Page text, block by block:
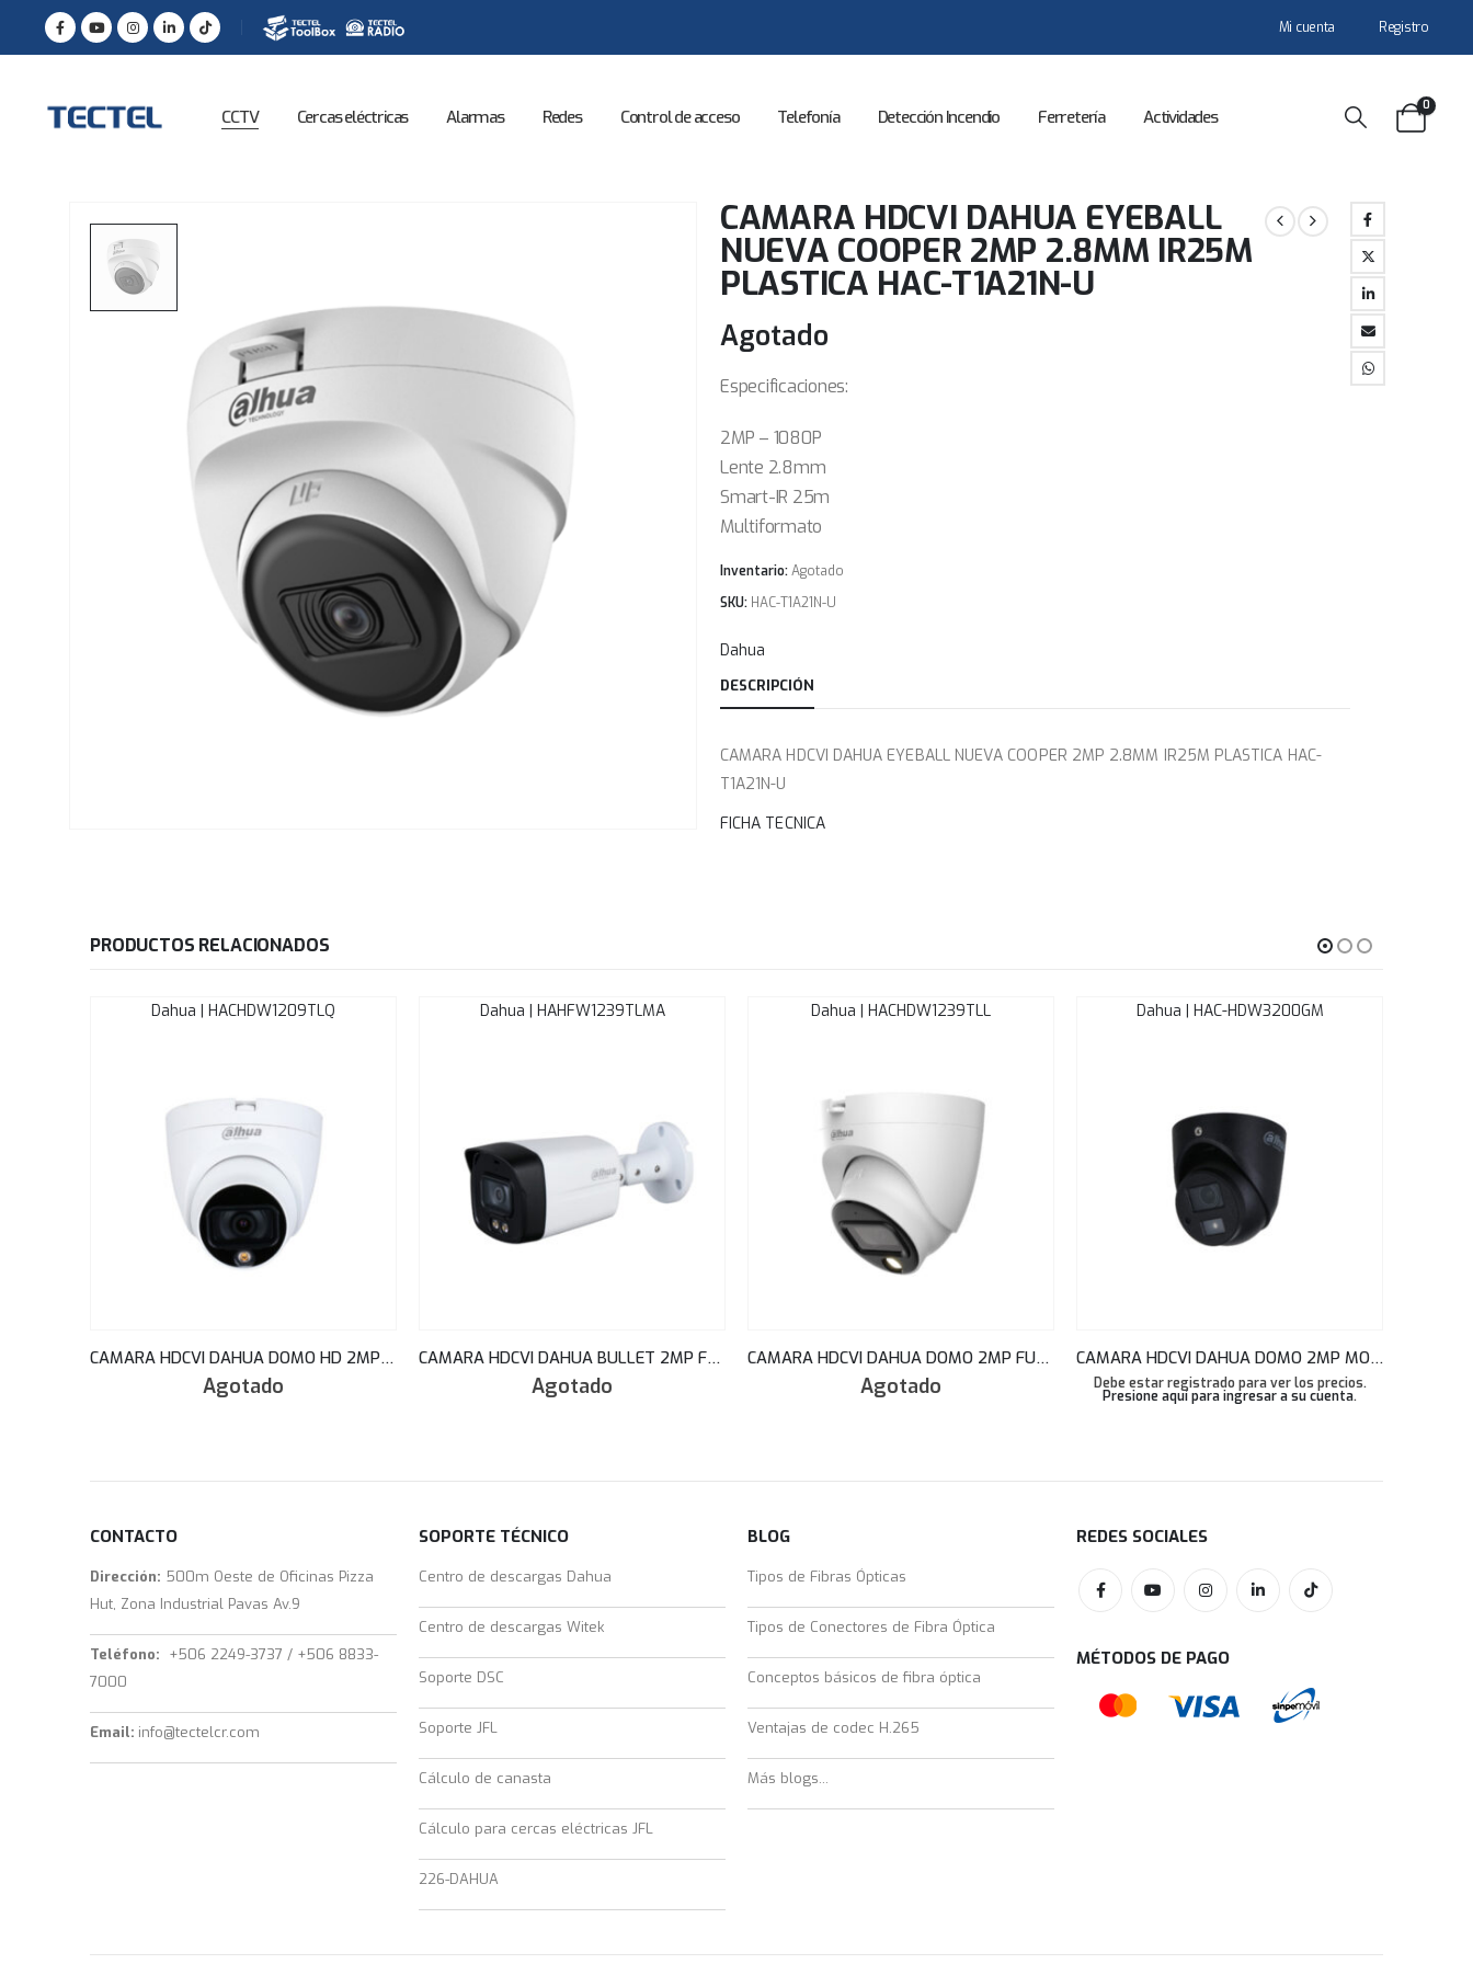
Mi cuenta Registro
CCTV Cercas eléctricas Alarmas Redes Control de acceso Telefonía Detección Incendio Ferretería Actividades
0
CAMARA HDCVI DAHUA EYEBALL
NUEVA COOPER 2MP 2.8MM IR25M
PLASTICA HAC-T1A21N-U
Agotado
Especificaciones:
2MP – 1080P
Lente 2.8mm
Smart-IR 25m
Multiformato
Inventario:Agotado
SKU: HAC-T1A21N-U
Dahua
DESCRIPCIÓN
CAMARA HDCVI DAHUA EYEBALL NUEVA COOPER 2MP 2.8MM IR25M PLASTICA HAC-
T1A21N-U
FICHA TECNICA
PRODUCTOS RELACIONADOS
Dahua | HACHDW1209TLQ
CAMARA HDCVI DAHUA DOMO HD 2MP FULL-COLOR STARLIGHT HDCVI 2.8MM 20METROS IP67 HAC-HDW1209TLQN-LED
Agotado
Dahua | HAHFW1239TLMA
CAMARA HDCVI DAHUA BULLET 2MP FULL-COLOR STARLIGHT 40M 2.8MM AUDIO IP67 HAC-HFW1239TLMN-A-LED
Agotado
Dahua | HACHDW1239TLL
CAMARA HDCVI DAHUA DOMO 2MP FULL-COLOR STARLIGHT AUDIO MIC 2.8MM 20M IP67 HAC-HDW1239TLQN-A-LED
Agotado
Dahua | HAC-HDW3200GM
CAMARA HDCVI DAHUA DOMO 2MP MOVIL MIC ANTISHOCK 20M 2.8MM HAC-HDW3200GN-M
Debe estar registrado para ver los precios.
Presione aquí para ingresar a su cuenta.
CONTACTO
Dirección: 500m Oeste de Oficinas Pizza
Hut, Zona Industrial Pavas Av.9
Teléfono: +506 2249-3737 / +506 8833-
7000
Email: info@tectelcr.com
SOPORTE TÉCNICO
Centro de descargas Dahua
Centro de descargas Witek
Soporte DSC
Soporte JFL
Cálculo de canasta
Cálculo para cercas eléctricas JFL
226-DAHUA
BLOG
Tipos de Fibras Ópticas
Tipos de Conectores de Fibra Óptica
Conceptos básicos de fibra óptica
Ventajas de codec H.265
Más blogs...
REDES SOCIALES
MÉTODOS DE PAGO